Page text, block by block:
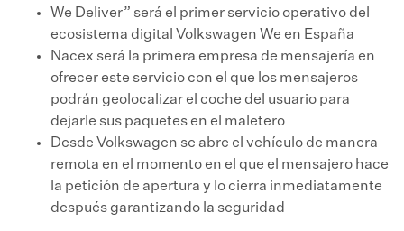
​We Deliver” será el primer servicio operativo del
ecosistema digital Volkswagen We en España
Nacex será la primera empresa de mensajería en
ofrecer este servicio con el que los mensajeros
podrán geolocalizar el coche del usuario para
dejarle sus paquetes en el maletero
Desde Volkswagen se abre el vehículo de manera
remota en el momento en el que el mensajero hace
la petición de apertura y lo cierra inmediatamente
después garantizando la seguridad